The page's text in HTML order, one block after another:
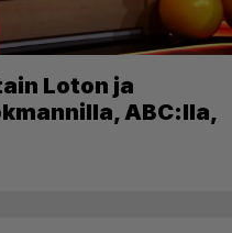
Loton ja
ABC:lla,